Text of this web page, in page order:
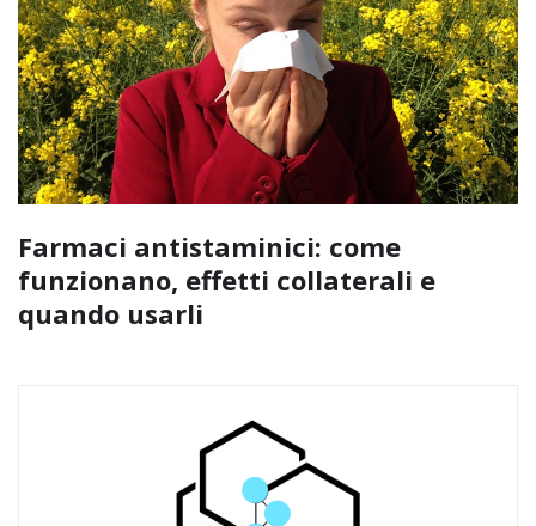
Farmaci antistaminici: come
funzionano, effetti collaterali e
quando usarli